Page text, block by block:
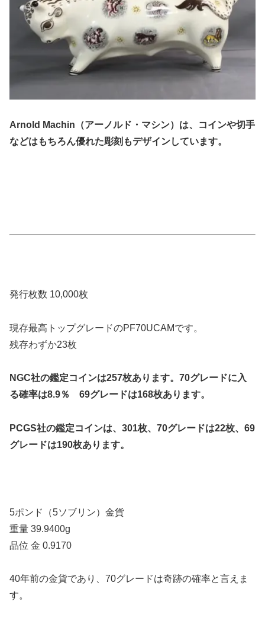
Arnold Machin（アーノルド・マシン）は、コインや切手
などはもちろん優れた彫刻もデザインしています。
発行枚数 10,000枚
現存最高トップグレードのPF70UCAMです。
残存わずか23枚
NGC社の鑑定コインは257枚あります。70グレードに入
る確率は8.9％ 69グレードは168枚あります。
PCGS社の鑑定コインは、301枚、70グレードは22枚、69
グレードは190枚あります。
5ポンド（5ソブリン）金貨
重量 39.9400g
品位 金 0.9170
40年前の金貨であり、70グレードは奇跡の確率と言えま
す。